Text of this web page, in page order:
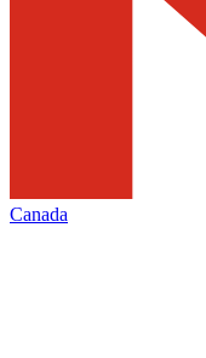
Canada